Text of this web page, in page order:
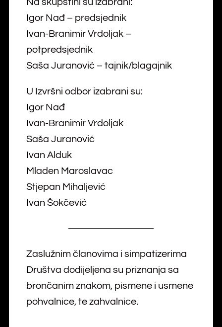
Igor Nađ – predsjednik
Ivan-Branimir Vrdoljak –
potpredsjednik
Saša Juranović – tajnik/blagajnik
U Izvršni odbor izabrani su:
Igor Nađ
Ivan-Branimir Vrdoljak
Saša Juranović
Ivan Alduk
Mladen Maroslavac
Stjepan Mihaljević
Ivan Šokčević
Zaslužnim članovima i simpatizerima
Društva dodijeljena su priznanja sa
brončanim znakom, pismene i usmene
pohvalnice, te zahvalnice.